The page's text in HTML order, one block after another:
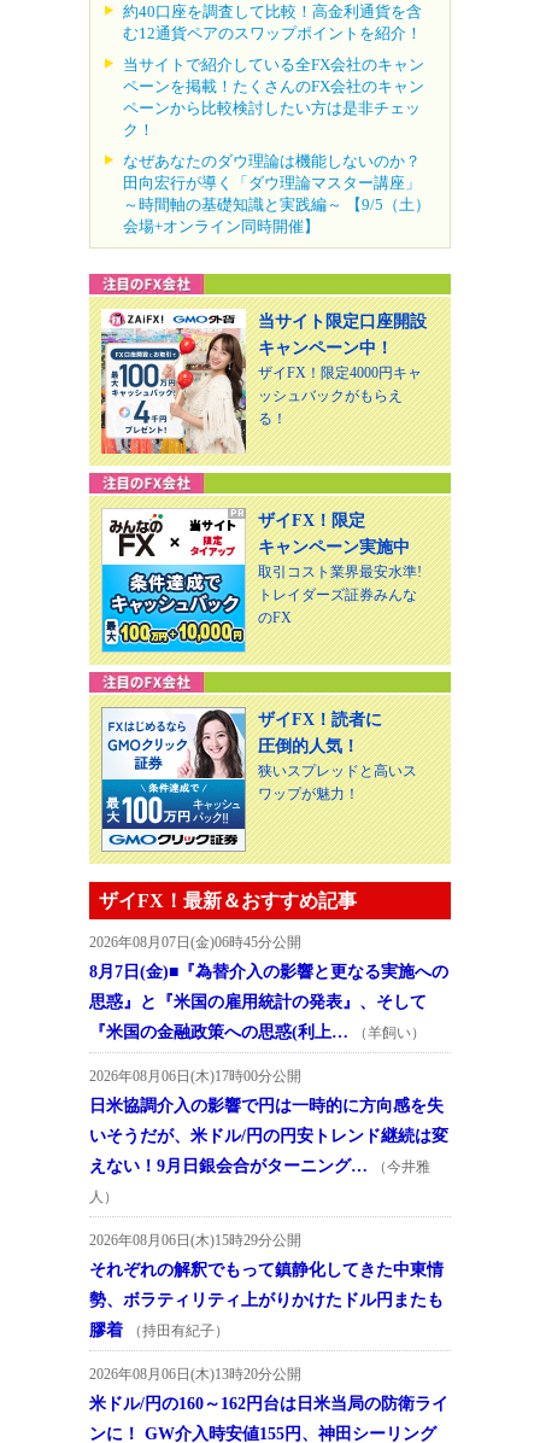
約40口座を調査して比較！高金利通貨を含
む12通貨ペアのスワップポイントを紹介！
当サイトで紹介している全FX会社のキャン
ペーンを掲載！たくさんのFX会社のキャン
ペーンから比較検討したい方は是非チェッ
ク！
なぜあなたのダウ理論は機能しないのか？
田向宏行が導く「ダウ理論マスター講座」
～時間軸の基礎知識と実践編～ 【9/5（土）
会場+オンライン同時開催】
当サイト限定口座開設
キャンペーン中！
ザイFX！限定4000円キャ
ッシュバックがもらえ
る！
ザイFX！限定
キャンペーン実施中
取引コスト業界最安水準!
トレイダーズ証券みんな
のFX
ザイFX！読者に
圧倒的人気！
狭いスプレッドと高いス
ワップが魅力！
ザイFX！最新＆おすすめ記事
2026年08月07日(金)06時45分公開
8月7日(金)■『為替介入の影響と更なる実施への
思惑』と『米国の雇用統計の発表』、そして
『米国の金融政策への思惑(利上…
（羊飼い）
2026年08月06日(木)17時00分公開
日米協調介入の影響で円は一時的に方向感を失
いそうだが、米ドル/円の円安トレンド継続は変
えない！9月日銀会合がターニング…
（今井雅
人）
2026年08月06日(木)15時29分公開
それぞれの解釈でもって鎮静化してきた中東情
勢、ボラティリティ上がりかけたドル円またも
膠着
（持田有紀子）
2026年08月06日(木)13時20分公開
米ドル/円の160～162円台は日米当局の防衛ライ
ンに！ GW介入時安値155円、神田シーリング